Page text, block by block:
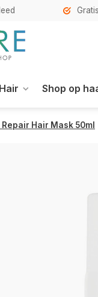
Shop op
Hair Mask 50ml